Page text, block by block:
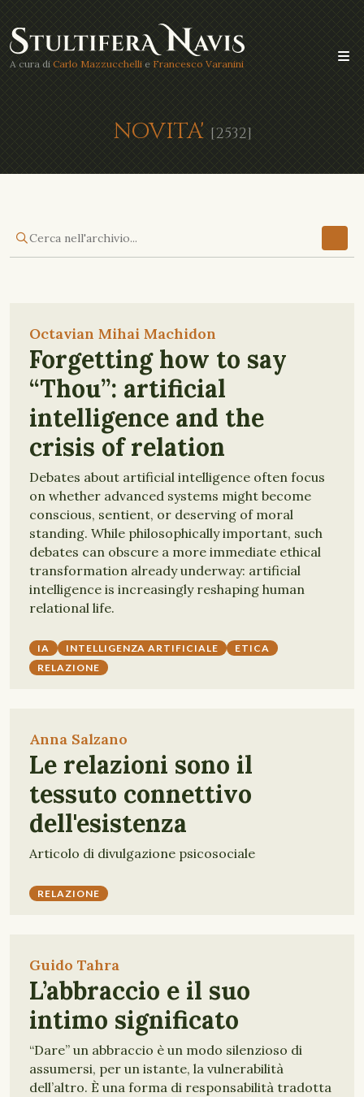
A cura di Carlo Mazzucchelli e Francesco Varanini
NOVITA' [2532]
Octavian Mihai Machidon
Forgetting how to say
“Thou”: artificial
intelligence and the
crisis of relation
Debates about artificial intelligence often focus
on whether advanced systems might become
conscious, sentient, or deserving of moral
standing. While philosophically important, such
debates can obscure a more immediate ethical
transformation already underway: artificial
intelligence is increasingly reshaping human
relational life.
IA INTELLIGENZA ARTIFICIALE
ETICA
RELAZIONE
Anna Salzano
Le relazioni sono il
tessuto connettivo
dell'esistenza
Articolo di divulgazione psicosociale
RELAZIONE
Guido Tahra
L’abbraccio e il suo
intimo significato
“Dare” un abbraccio è un modo silenzioso di
assumersi, per un istante, la vulnerabilità
dell’altro. È una forma di responsabilità tradotta